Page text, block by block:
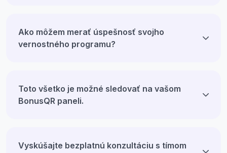
Ako môžem merať úspešnosť svojho
vernostného programu?
Toto všetko je možné sledovať na vašom
BonusQR paneli.
Vyskúšajte bezplatnú konzultáciu s tímom